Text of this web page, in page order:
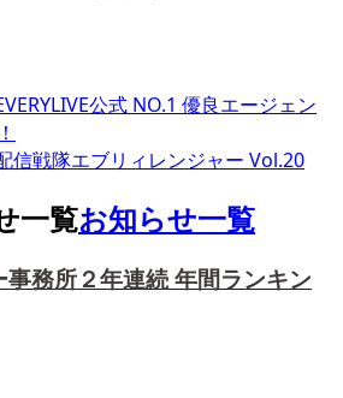
公式 NO.1 優良エージェン
信戦隊エブリィレンジャー Vol.20
一覧お知らせ一覧
務所２年連続 年間ランキン